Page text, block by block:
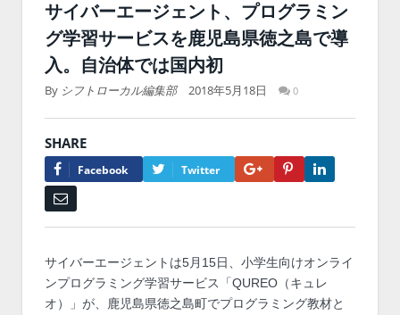
サイバーエージェント、プログラミン
グ学習サービスを鹿児島県徳之島で導
入。自治体では国内初
By シフトローカル編集部 2018年5月18日 0
SHARE
Facebook Twitter Google+Pinterest
サイバーエージェントは5月15日、小学生向けオンライ
ンプログラミング学習サービス「QUREO（キュレ
オ）」が、鹿児島県徳之島町でプログラミング教材と